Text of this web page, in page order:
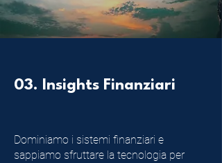
03. Insights Finanziari
Dominiamo i sistemi finanziari e
sappiamo sfruttare la tecnologia per